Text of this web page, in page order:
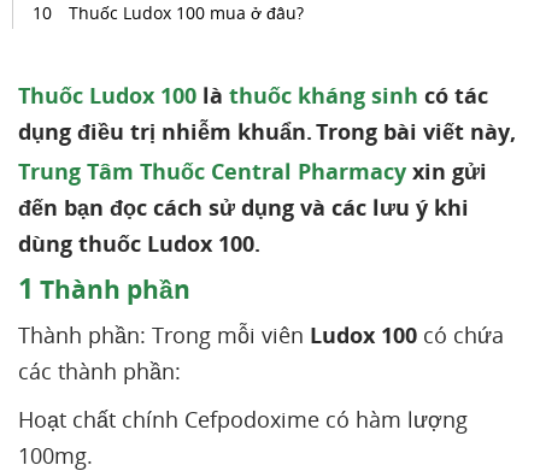
Thuốc Ludox 100 mua ở đâu?
Thuốc Ludox 100 là thuốc kháng sinh có tác
dụng điều trị nhiễm khuẩn.Trong bài viết này,
Trung Tâm Thuốc Central Pharmacy xin gửi
đến bạn đọc cách sử dụng và các lưu ý khi
dùng thuốc Ludox 100.
1 Thành phần
Thành phần: Trong mỗi viên Ludox 100 có chứa
các thành phần:
Hoạt chất chính Cefpodoxime có hàm lượng
100mg.